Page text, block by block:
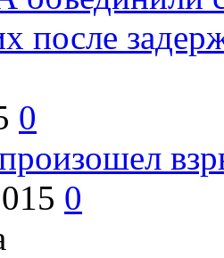
после
0
0